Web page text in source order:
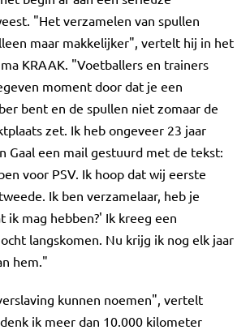
"Het verzamelen van spullen
maar makkelijker", vertelt hij in het
KRAAK. "Voetballers en trainers
moment door dat je een
bent en de spullen niet zomaar de
zet. Ik heb ongeveer 23 jaar
Gaal een mail gestuurd met de tekst:
voor PSV. Ik hoop dat wij eerste
Ik ben verzamelaar, heb je
ik mag hebben?' Ik kreeg een
langskomen. Nu krijg ik nog elk jaar
hem."
kunnen noemen", vertelt
ik meer dan 10.000 kilometer